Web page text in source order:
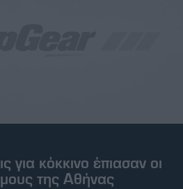
για κόκκινο έπιασαν οι
της Αθήνας